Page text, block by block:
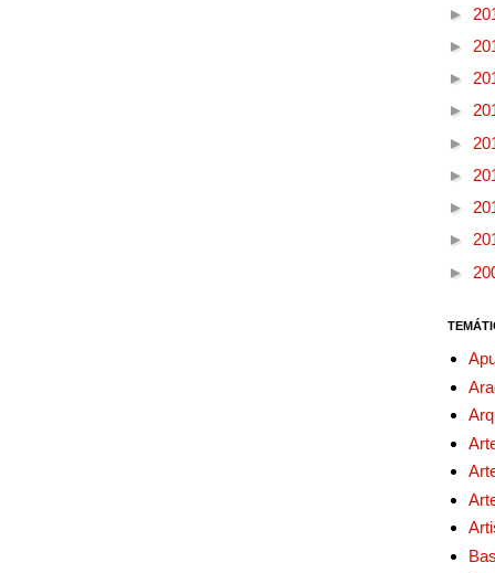
►
►
►
►
►
►
►
►
►